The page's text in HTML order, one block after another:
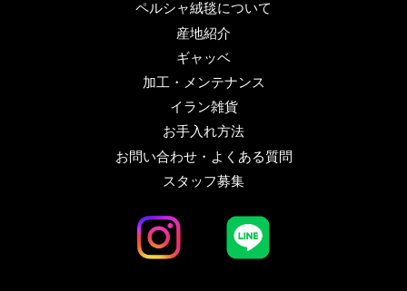
ペルシャ絨毯について
産地紹介
ギャッベ
加工・メンテナンス
イラン雑貨
お手入れ方法
お問い合わせ・よくある質問
スタッフ募集